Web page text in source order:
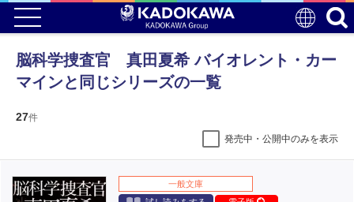
脳科学捜査官 真田夏希 バイオレント・カー
マインと同じシリーズの一覧
27件
発売中・公開中のみを表示
一般文庫